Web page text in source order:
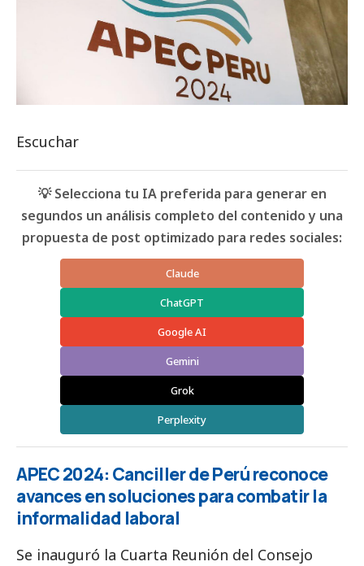
Escuchar
💡 Selecciona tu IA preferida para generar en
segundos un análisis completo del contenido y una
propuesta de post optimizado para redes sociales:
Claude
ChatGPT
Google AI
Gemini
Grok
Perplexity
APEC 2024: Canciller de Perú reconoce
avances en soluciones para combatir la
informalidad laboral
Se inauguró la Cuarta Reunión del Consejo